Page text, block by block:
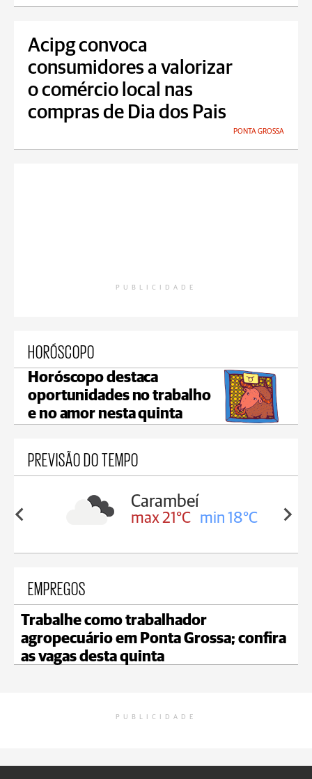
Acipg convoca
consumidores a valorizar
o comércio local nas
compras de Dia dos Pais
PONTA GROSSA
PUBLICIDADE
HORÓSCOPO
Horóscopo destaca
oportunidades no trabalho
e no amor nesta quinta
PREVISÃO DO TEMPO
19°C
Carambeí
max 21°C min 18°C
EMPREGOS
Trabalhe como trabalhador
agropecuário em Ponta Grossa; confira
as vagas desta quinta
PUBLICIDADE